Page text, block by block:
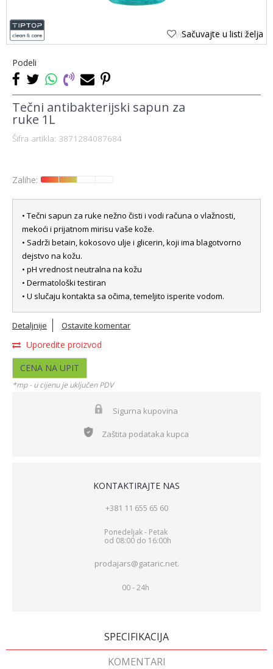
Sačuvajte u listi želja
Podeli
Tečni antibakterijski sapun za
ruke 1L
Šifra artikla: 3871284087684
Zalihe:
• Tečni sapun za ruke nežno čisti i vodi računa o vlažnosti,
mekoći i prijatnom mirisu vaše kože.
• Sadrži betain, kokosovo ulje i glicerin, koji ima blagotvorno
dejstvo na kožu.
• pH vrednost neutralna na kožu
• Dermatološki testiran
• U slučaju kontakta sa očima, temeljito isperite vodom.
Detaljnije Ostavite komentar
Uporedite proizvod
CENA NA UPIT
*mp - u cijenu je uključen PDV
Sigurna kupovina
Zaštita podataka kupca
KONTAKTIRAJTE NAS
+381 11 655 65 60
Ponedeljak - Petak
od 08:00 do 16:00h
prodajars@gataric.net.
00 - 24h
SPECIFIKACIJA
KOMENTARI